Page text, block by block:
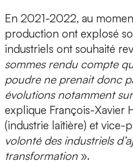
En 2021-2022, au
production ont explosé
industriels ont souhaité
sommes rendu compte
poudre ne prenait donc
évolutions notamment
explique François-Xavier
(industrie laitière) et vice-
volonté des industriels
transformation ».